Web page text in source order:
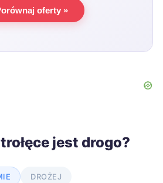
oferty »
jest drogo?
DROŻEJ